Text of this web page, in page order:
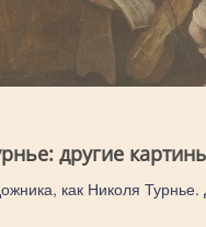
другие
как Николя